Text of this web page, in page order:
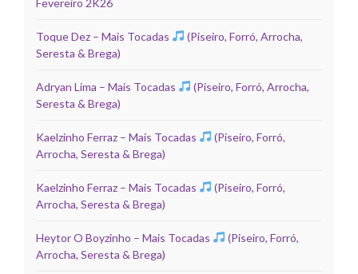
Toque Dez – Mais Tocadas
(Piseiro, Forró, Arrocha,
Seresta & Brega)
Adryan Lima – Mais Tocadas
(Piseiro, Forró, Arrocha,
Seresta & Brega)
Kaelzinho Ferraz – Mais Tocadas
(Piseiro, Forró,
Arrocha, Seresta & Brega)
Kaelzinho Ferraz – Mais Tocadas
(Piseiro, Forró,
Arrocha, Seresta & Brega)
Heytor O Boyzinho – Mais Tocadas
(Piseiro, Forró,
Arrocha, Seresta & Brega)